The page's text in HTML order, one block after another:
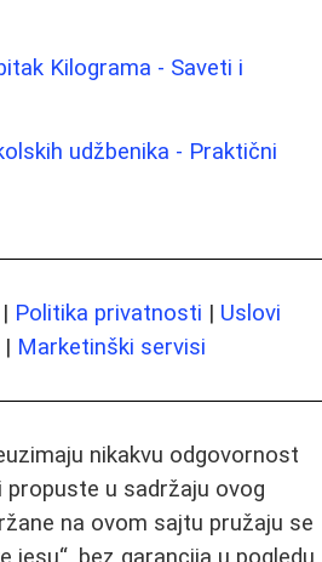
Kilograma - Saveti i
udžbenika - Praktični
| Politika privatnosti | Uslovi
| Marketinški servisi
nikakvu odgovornost
propuste u sadržaju ovog
na ovom sajtu pružaju se